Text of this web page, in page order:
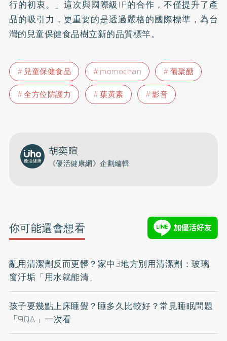
行的初衷。」這次與國際級IP的合作，不僅提升了產
品的吸引力，更重要的是透過嚴格的國際標準，為台
灣的兒童保健食品樹立新的品質標竿。
兒童保健食品 momochan
葡聚醣
全方位防護力
葉黃素 影音
胡奕暄
《優活健康網》企劃編輯
你可能還會想看
亂用清潔劑反而更髒？家中3地方別用清潔劑：玻璃
窗汙垢「用水就能清」
孩子要幾點上床睡覺？睡多久比較好？常見睡眠問題
「9QA」一次看